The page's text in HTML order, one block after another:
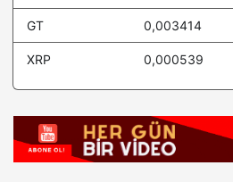
GT 0,003414
XRP 0,000539